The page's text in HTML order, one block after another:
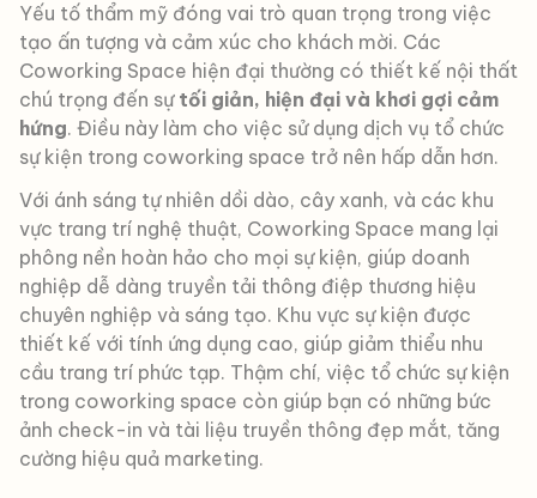
Yếu tố thẩm mỹ đóng vai trò quan trọng trong việc
tạo ấn tượng và cảm xúc cho khách mời. Các
Coworking Space hiện đại thường có thiết kế nội thất
chú trọng đến sự tối giản, hiện đại và khơi gợi cảm
hứng. Điều này làm cho việc sử dụng dịch vụ tổ chức
sự kiện trong coworking space trở nên hấp dẫn hơn.
Với ánh sáng tự nhiên dồi dào, cây xanh, và các khu
vực trang trí nghệ thuật, Coworking Space mang lại
phông nền hoàn hảo cho mọi sự kiện, giúp doanh
nghiệp dễ dàng truyền tải thông điệp thương hiệu
chuyên nghiệp và sáng tạo. Khu vực sự kiện được
thiết kế với tính ứng dụng cao, giúp giảm thiểu nhu
cầu trang trí phức tạp. Thậm chí, việc tổ chức sự kiện
trong coworking space còn giúp bạn có những bức
ảnh check-in và tài liệu truyền thông đẹp mắt, tăng
cường hiệu quả marketing.